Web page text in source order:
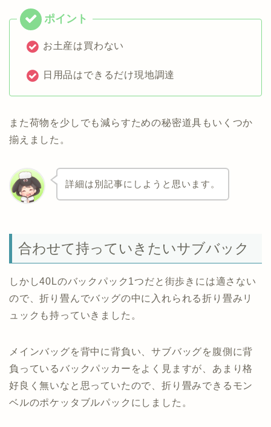
お土産は買わない
日用品はできるだけ現地調達
また荷物を少しでも減らすための秘密道具もいくつか
揃えました。
詳細は別記事にしようと思います。
合わせて持っていきたいサブバック
しかし40Lのバックパック1つだと街歩きには適さない
ので、折り畳んでバッグの中に入れられる折り畳みリ
ュックも持っていきました。
メインバッグを背中に背負い、サブバッグを腹側に背
負っているバックパッカーをよく見ますが、あまり格
好良く無いなと思っていたので、折り畳みできるモン
ベルのポケッタブルパックにしました。